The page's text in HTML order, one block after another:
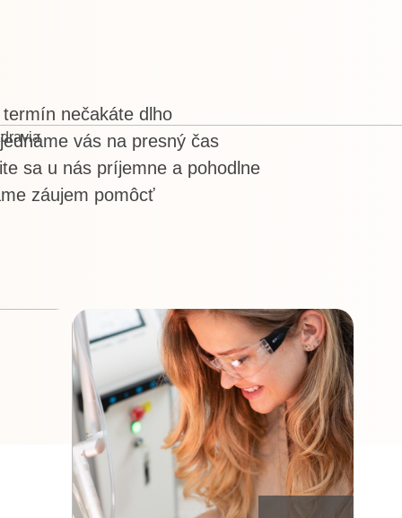
termín nečakáte dlho
vás na presný čas
sa u nás príjemne a pohodlne
záujem pomôcť